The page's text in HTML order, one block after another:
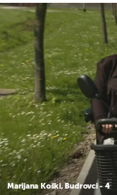
Marijana Koški, Budrovci - 4